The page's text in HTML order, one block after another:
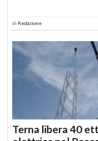
di Redazione
Terna libera 40